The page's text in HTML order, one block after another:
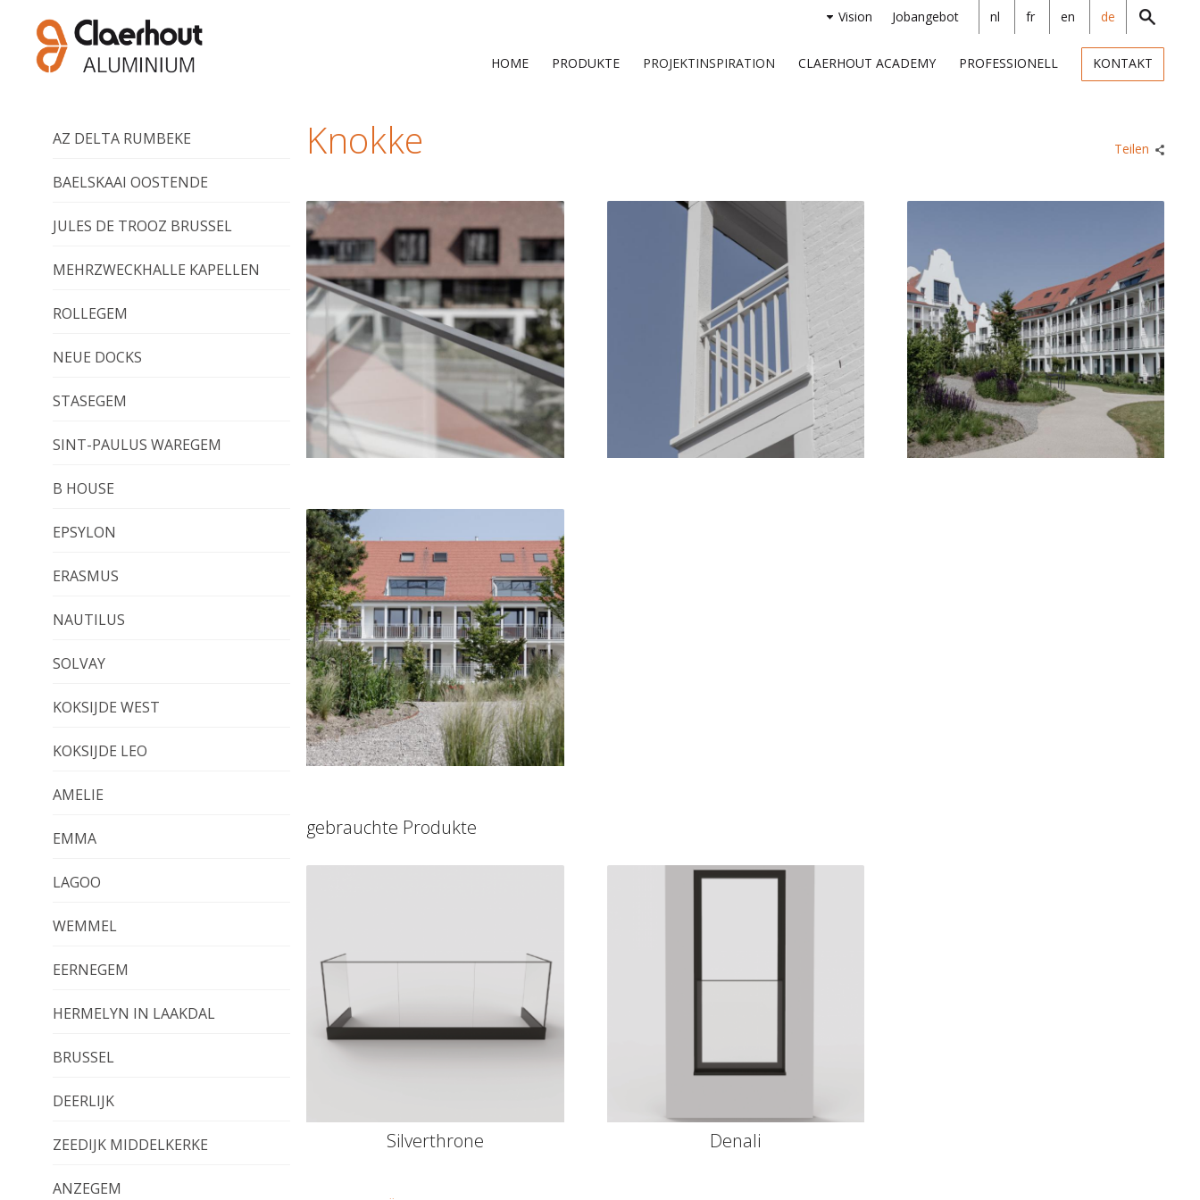
Vision Jobangebot nl fr en de
HOME PRODUKTE PROJEKTINSPIRATION CLAERHOUT ACADEMY PROFESSIONELL KONTAKT
AZ DELTA RUMBEKE
BAELSKAAI OOSTENDE
JULES DE TROOZ BRUSSEL
MEHRZWECKHALLE KAPELLEN
ROLLEGEM
NEUE DOCKS
STASEGEM
SINT-PAULUS WAREGEM
B HOUSE
EPSYLON
ERASMUS
NAUTILUS
SOLVAY
KOKSIJDE WEST
KOKSIJDE LEO
AMELIE
EMMA
LAGOO
WEMMEL
EERNEGEM
HERMELYN IN LAAKDAL
BRUSSEL
DEERLIJK
ZEEDIJK MIDDELKERKE
ANZEGEM
Knokke Teilen
gebrauchte Produkte
Silverthrone Denali